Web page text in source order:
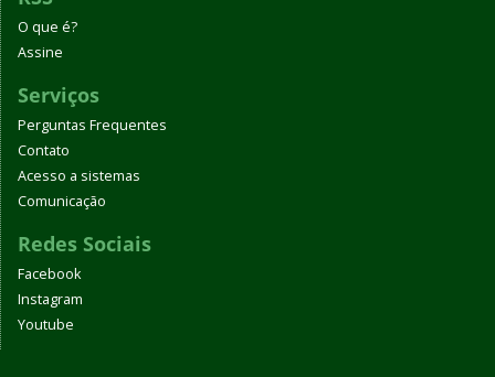
O que é?
Assine
Serviços
Perguntas Frequentes
Contato
Acesso a sistemas
Comunicação
Redes Sociais
Facebook
Instagram
Youtube